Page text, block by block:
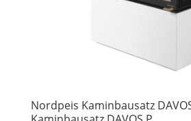
Nordpeis Kaminbausatz